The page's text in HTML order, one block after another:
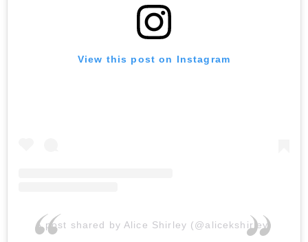
View this post on Instagram
A post shared by Alice Shirley (@alicekshirley)